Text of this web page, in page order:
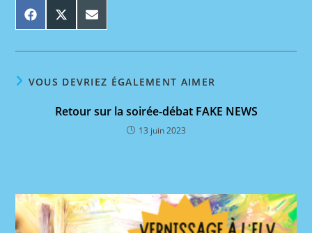
SHARE
ON
SHARE
ON
SHARE
ON
VOUS DEVRIEZ ÉGALEMENT AIMER
Retour sur la soirée-débat FAKE NEWS
13 juin 2023